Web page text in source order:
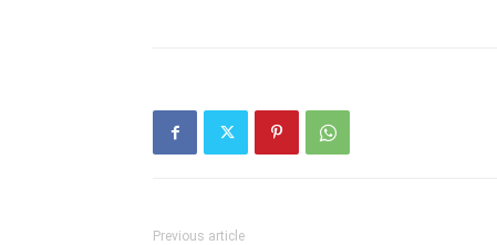
Previous article